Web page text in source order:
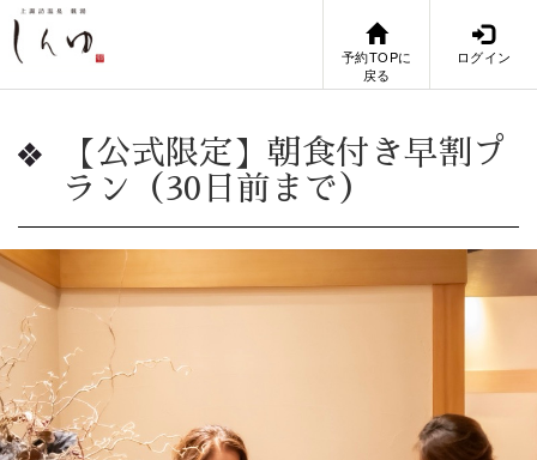
予約TOPに
戻る
ログイン
【公式限定】朝食付き早割プ
ラン（30日前まで）